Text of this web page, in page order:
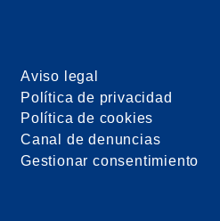
Aviso legal
Política de privacidad
Política de cookies
Canal de denuncias
Gestionar consentimiento